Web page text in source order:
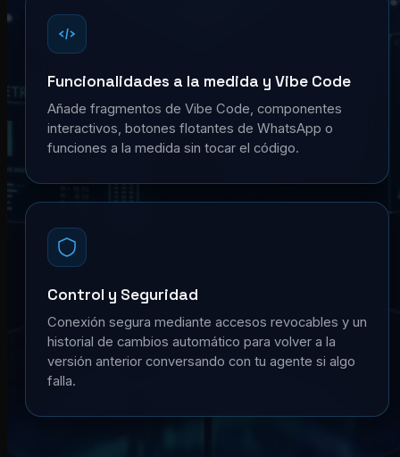
Funcionalidades a la medida y Vibe Code
Añade fragmentos de Vibe Code, componentes
interactivos, botones flotantes de WhatsApp o
funciones a la medida sin tocar el código.
Control y Seguridad
Conexión segura mediante accesos revocables y un
historial de cambios automático para volver a la
versión anterior conversando con tu agente si algo
falla.